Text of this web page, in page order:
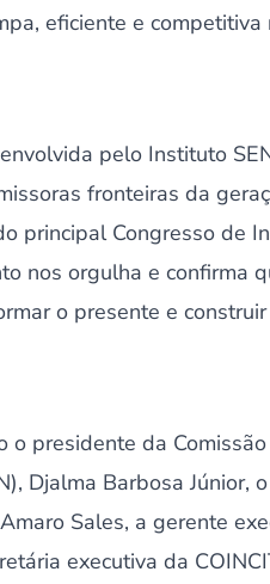
eficiente e competitiva
pelo Instituto
fronteiras da
principal Congresso de
nos orgulha e confirma
o presente e construir
presidente da
Djalma Barbosa Júnior,
Sales, a gerente
executiva da